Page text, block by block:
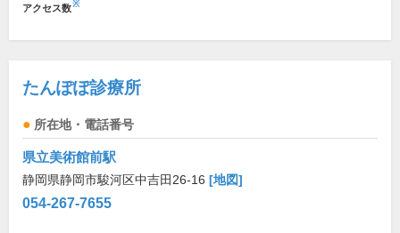
アクセス数※
たんぽぽ診療所
所在地・電話番号
県立美術館前駅
静岡県静岡市駿河区中吉田26-16 [地図]
054-267-7655